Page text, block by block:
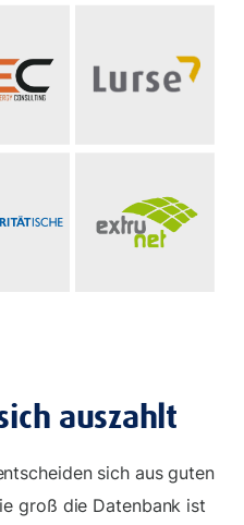
auszahlt
sich aus guten
groß die Datenbank ist